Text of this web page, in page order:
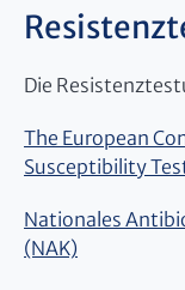
Die
The European
Susceptibility
Nationales
(NAK)